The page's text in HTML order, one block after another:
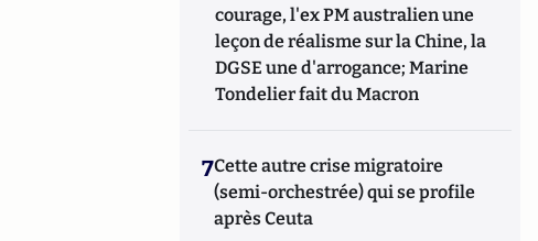
courage, l'ex PM australien une
leçon de réalisme sur la Chine, la
DGSE une d'arrogance; Marine
Tondelier fait du Macron
7Cette autre crise migratoire
(semi-orchestrée) qui se profile
après Ceuta